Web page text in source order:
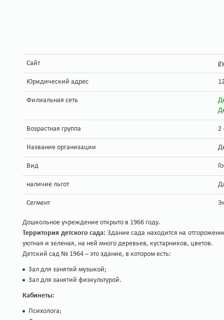
Сайт
Юридический адрес
Филиальная сеть
Возрастная группа 2
Название организации
Вид
наличие льгот
Сегмент
Дошкольное учреждение открыто в 1966 году.
Территория детского сада: Здание сада находится на
уютная и зеленая, на ней много деревьев, кустарников, цветов.
Детский сад № 1964 – это здание, в котором есть:
Зал для занятий музыкой;
Зал для занятий физкультурой.
Кабинеты:
Психолога;